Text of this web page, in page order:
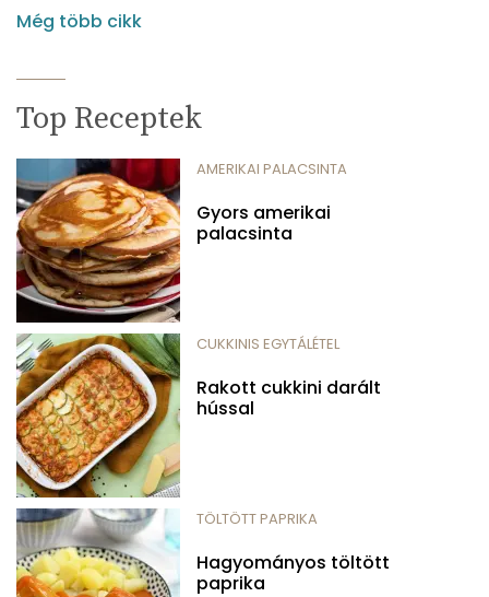
Még több cikk
Top Receptek
AMERIKAI PALACSINTA
Gyors amerikai
palacsinta
CUKKINIS EGYTÁLÉTEL
Rakott cukkini darált
hússal
TÖLTÖTT PAPRIKA
Hagyományos töltött
paprika